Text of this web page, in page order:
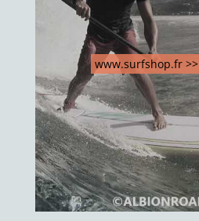
www.surfshop.fr >>